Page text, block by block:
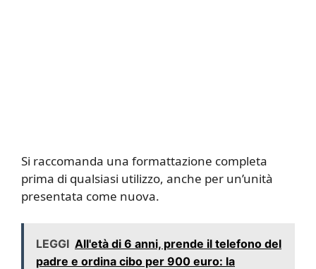
Si raccomanda una formattazione completa
prima di qualsiasi utilizzo, anche per un’unità
presentata come nuova.
LEGGI All'età di 6 anni, prende il telefono del
padre e ordina cibo per 900 euro: la